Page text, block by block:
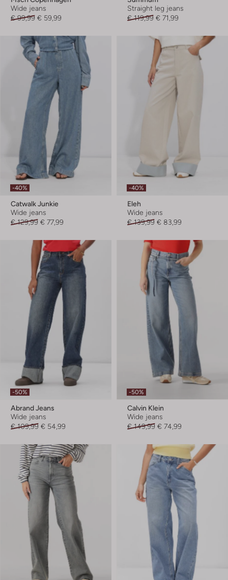
Wide jeans
€ 99,99 € 59,99
Straight leg jeans
€ 119,99 € 71,99
-40%
Catwalk Junkie
Wide jeans
€ 129,99 € 77,99
-40%
Eleh
Wide jeans
€ 139,99 € 83,99
-50%
Abrand Jeans
Wide jeans
€ 109,99 € 54,99
-50%
Calvin Klein
Wide jeans
€ 149,99 € 74,99